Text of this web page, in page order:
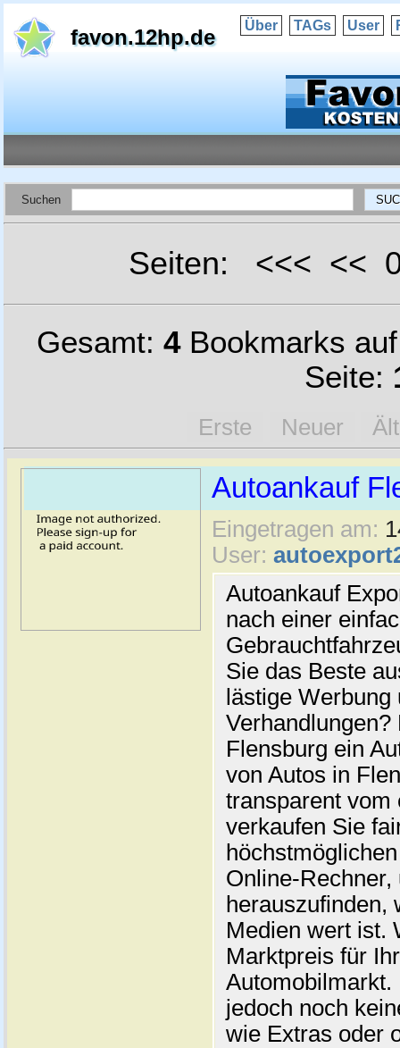
favon.12hp.de Über TAGs User
Suchen
Seiten: <<< <<
Gesamt: 4Bookmarks
Seite:
Erste Neuer
Autoankauf
Eingetragen am:
User:
Autoankauf
nach einer
Sie das Beste
lästige
Flensburg ein
von Autos in
transparent vom
verkaufen Sie
Online-
herauszufinden,
Medien wert ist.
Marktpreis für
jedoch noch
wie Extras oder